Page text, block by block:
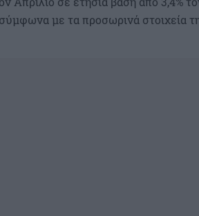
με τα προσωρινά στοιχεία